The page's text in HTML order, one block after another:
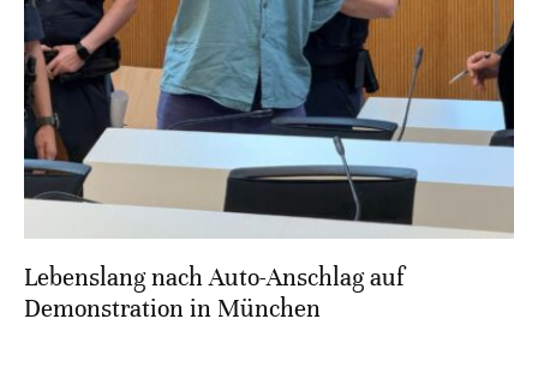
Lebenslang nach Auto-Anschlag auf
Demonstration in München